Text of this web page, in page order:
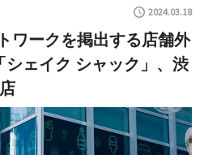
2024.03.18
ワークを掲出する店舗外
ェイク シャック」、渋